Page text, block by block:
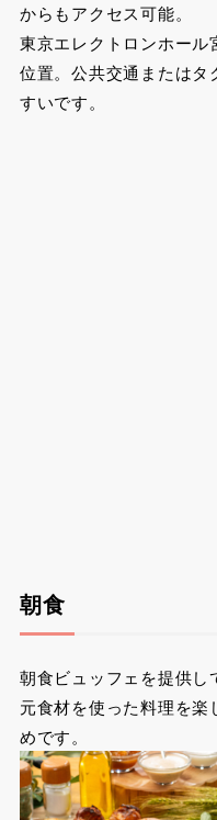
からもアクセス可能。
東京エレクトロンホー
位置。公共交通または
すいです。
朝食
朝食ビュッフェを提供
元食材を使った料理を
めです。